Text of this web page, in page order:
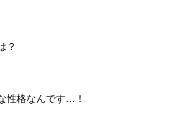
？
性格なんです…！